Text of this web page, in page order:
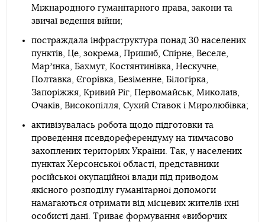
Міжнародного гуманітарного права, закони та
звичаї ведення війни;
постраждала інфраструктура понад 30 населених
пунктів, Це, зокрема, Пришиб, Спірне, Веселе,
Марʼїнка, Бахмут, Костянтинівка, Нескучне,
Полтавка, Єгорівка, Безіменне, Білогірка,
Запоріжжя, Кривий Ріг, Первомайськ, Миколаїв,
Очаків, Високопілля, Сухий Ставок і Миролюбівка;
активізувалась робота щодо підготовки та
проведення псевдореферендуму на тимчасово
захоплених територіях України. Так, у населених
пунктах Херсонської області, представники
російської окупаційної влади під приводом
якісного розподілу гуманітарної допомоги
намагаються отримати від місцевих жителів їхні
особисті дані. Триває формування «виборчих